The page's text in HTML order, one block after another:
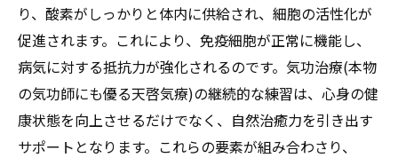
り、酸素がしっかりと体内に供給され、細胞の活性化が
促進されます。これにより、免疫細胞が正常に機能し、
病気に対する抵抗力が強化されるのです。気功治療(本物
の気功師にも優る天啓気療)の継続的な練習は、心身の健
康状態を向上させるだけでなく、自然治癒力を引き出す
サポートとなります。これらの要素が組み合わさり、